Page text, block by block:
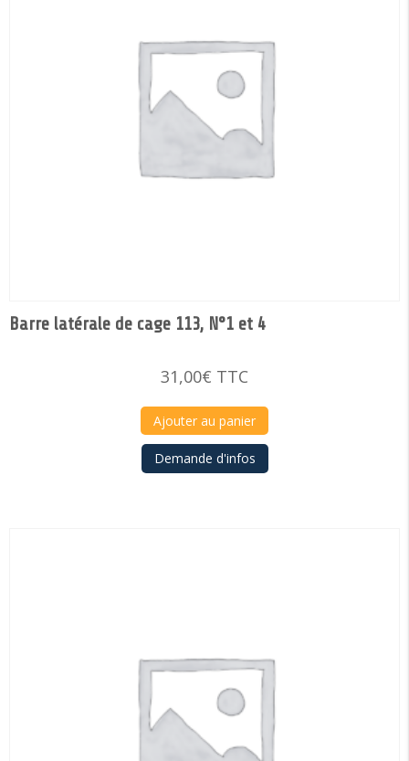
Barre latérale de cage 113, N°1 et 4
31,00€ TTC
Ajouter au panier
Demande d'infos